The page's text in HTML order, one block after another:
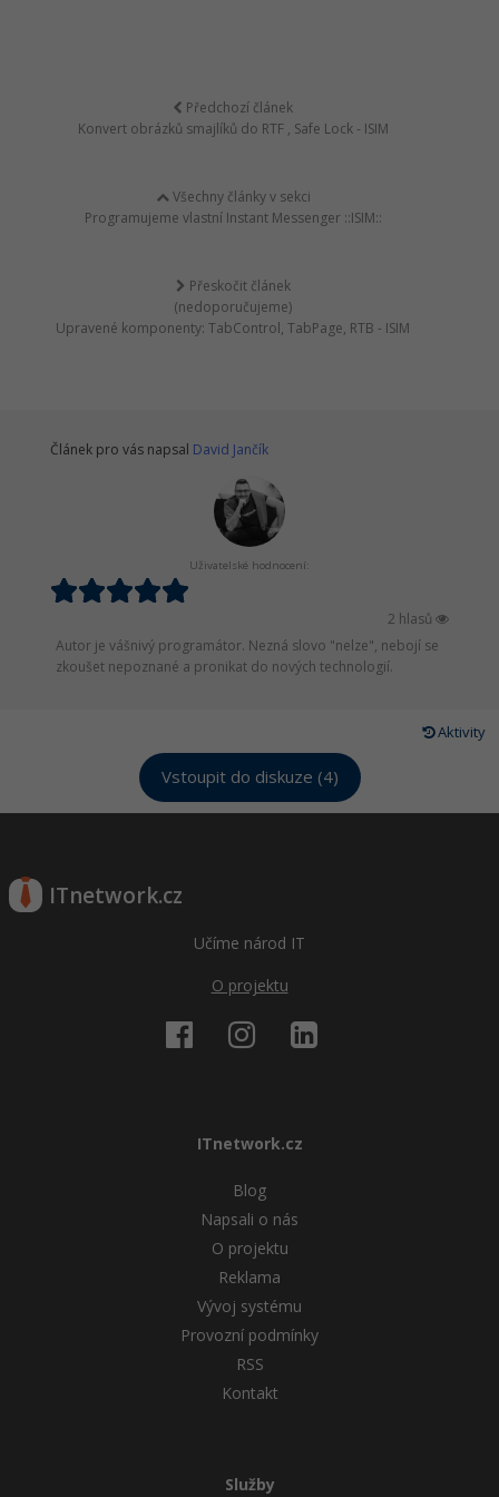
Předchozí článek
Konvert obrázků smajlíků do RTF , Safe Lock - ISIM
Všechny články v sekci
Programujeme vlastní Instant Messenger ::ISIM::
Přeskočit článek
(nedoporučujeme)
Upravené komponenty: TabControl, TabPage, RTB - ISIM
Článek pro vás napsal David Jančík
Uživatelské hodnocení:
2 hlasů
Autor je vášnivý programátor. Nezná slovo "nelze", nebojí se
zkoušet nepoznané a pronikat do nových technologií.
Aktivity
Vstoupit do diskuze (4)
ITnetwork.cz
Učíme národ IT
O projektu
ITnetwork.cz
Blog
Napsali o nás
O projektu
Reklama
Vývoj systému
Provozní podmínky
RSS
Kontakt
Služby